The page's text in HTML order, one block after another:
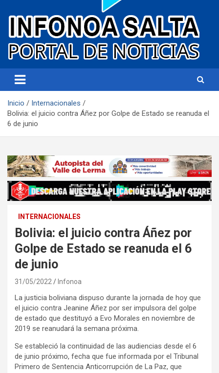
Infonoa Salta
Inicio
Internacionales
Bolivia: el juicio contra Áñez por Golpe de Estado se reanuda el
6 de junio
INTERNACIONALES
Bolivia: el juicio contra Áñez por
Golpe de Estado se reanuda el 6
de junio
31/05/2022 Infonoa
La justicia boliviana dispuso durante la jornada de hoy que
el juicio contra Jeanine Áñez por ser impulsora del golpe
de estado que destituyó a Evo Morales en noviembre de
2019 se reanudará la semana próxima.
Se estableció la continuidad de las audiencias desde el 6
de junio próximo, fecha que fue informada por el Tribunal
Primero de Sentencia Anticorrupción de La Paz, que